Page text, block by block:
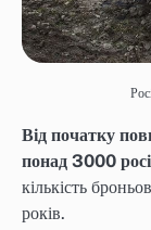
Від початку
понад 3000
кількість
років.